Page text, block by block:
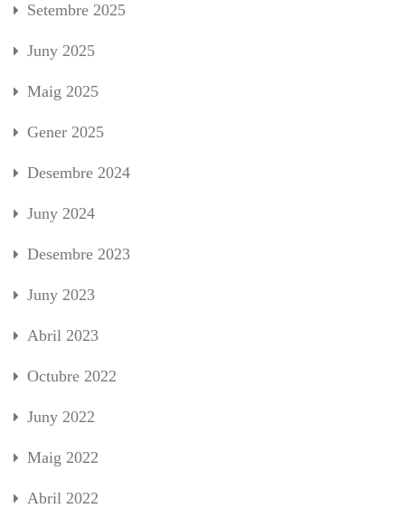
Setembre 2025
Juny 2025
Maig 2025
Gener 2025
Desembre 2024
Juny 2024
Desembre 2023
Juny 2023
Abril 2023
Octubre 2022
Juny 2022
Maig 2022
Abril 2022